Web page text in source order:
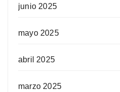
junio 2025
mayo 2025
abril 2025
marzo 2025